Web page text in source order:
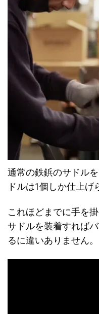
通常の鉄鋲のサドル
ドルは1個しか仕上げ
これほどまでに手を
サドルを装着すれば
るに違いありません。